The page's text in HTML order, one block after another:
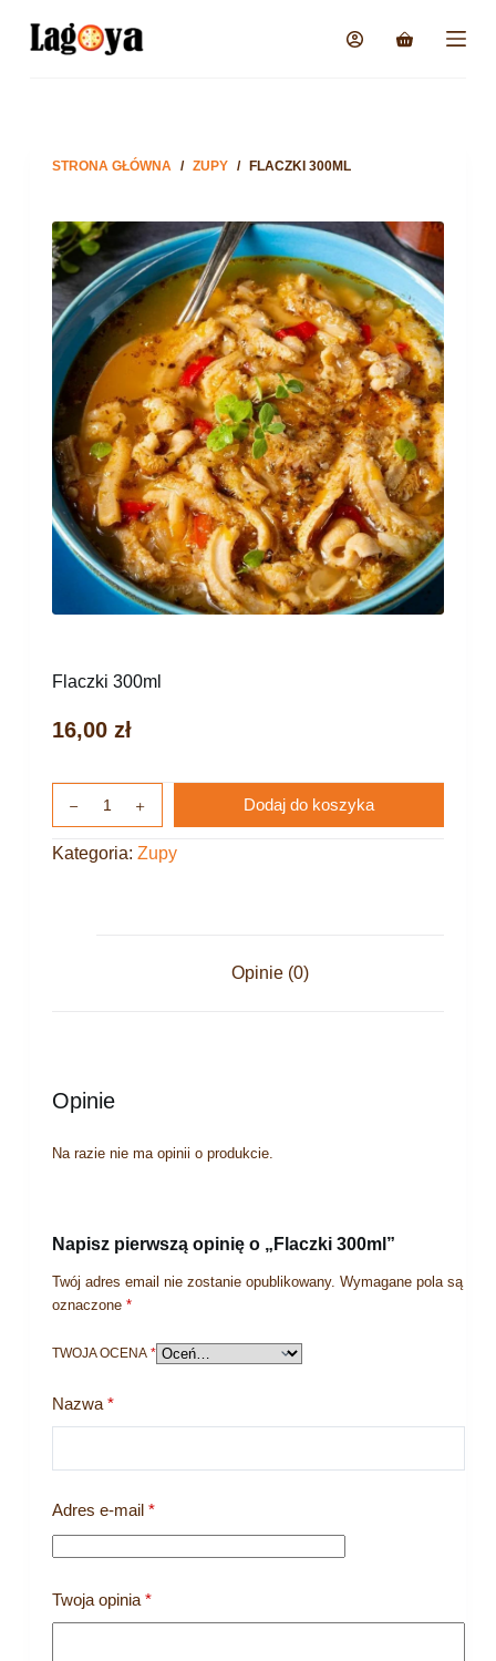
STRONA GŁÓWNA / ZUPY / FLACZKI 300ML
Flaczki 300ml
16,00 zł
Dodaj do koszyka
Kategoria: Zupy
Opinie (0)
Opinie
Na razie nie ma opinii o produkcie.
Napisz pierwszą opinię o „Flaczki 300ml”
Twój adres email nie zostanie opublikowany. Wymagane pola są
oznaczone *
TWOJA OCENA *
Nazwa*
Adres e-mail*
Twoja opinia*